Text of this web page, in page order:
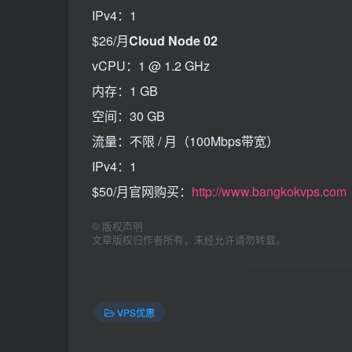
IPv4：1
$26/月Cloud Node 02
vCPU：1 @ 1.2 GHz
内存：1 GB
空间：30 GB
流量：不限 / 月（100Mbps带宽）
IPv4：1
$50/月官网购买： http://www.bangkokvps.com
© 版权声明
文章版权归作者所有，未经允许请勿转载。
VPS优惠